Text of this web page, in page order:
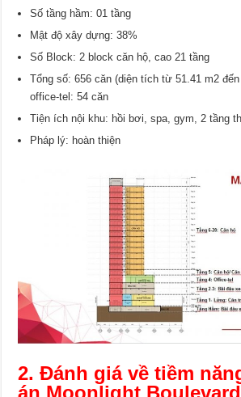
Số tầng hầm: 01 tầng
Mật độ xây dựng: 38%
Số Block: 2 block căn hộ, cao 21 tầng
Tổng số: 656 căn (diện tích từ 51.41 m2
office-tel: 54 căn
Tiện ích nội khu: hồi bơi, spa, gym, 2 tầng
Pháp lý: hoàn thiện
2. Đánh giá về tiềm
án Moonlight Boulevard